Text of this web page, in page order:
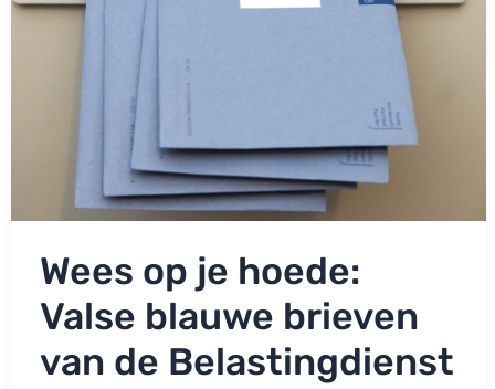
Wees op je hoede:
Valse blauwe brieven
van de Belastingdienst